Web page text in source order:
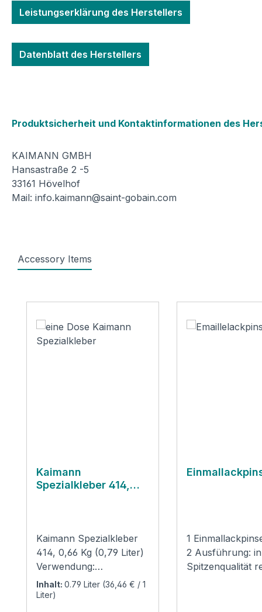
Leistungserklärung des Herstellers
Datenblatt des Herstellers
Produktsicherheit und Kontaktinformationen des
KAIMANN GMBH
Hansastraße 2 -5
33161 Hövelhof
Mail: info.kaimann@saint-gobain.com
Accessory Items
Kaimann
Spezialkleber 414,
Kaimann Spezialkleber
414, 0,66 Kg (0,79 Liter)
Verwendung:
Toluolfreier
Spezialklebstoff zum
Inhalt: 0.79 Liter (36,46 € / 1
Liter)
1
2 Ausführung: in
Spitzenqualität